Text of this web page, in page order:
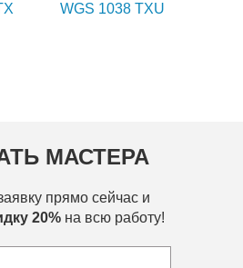
WGS 1038 TXU
МАСТЕРА
прямо сейчас и
20% на всю работу!